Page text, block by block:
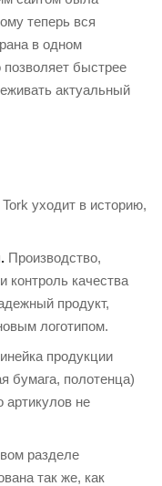
теперь вся
в одном
позволяет быстрее
актуальный
уходит в историю,
Производство,
контроль качества
продукт,
логотипом.
продукции
бумага, полотенца)
артикулов не
разделе
так же, как